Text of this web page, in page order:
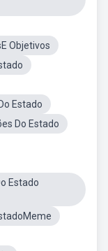
Objetivos
Estado
Do Estado
Estado